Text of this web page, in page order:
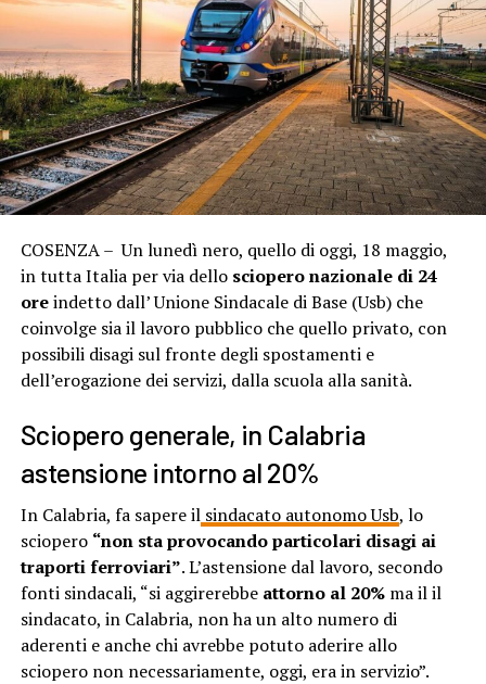
COSENZA – Un lunedì nero, quello di oggi, 18 maggio,
in tutta Italia per via dellosciopero nazionale di 24
oreindetto dall’ Unione Sindacale di Base (Usb) che
coinvolge sia il lavoro pubblico che quello privato, con
possibili disagi sul fronte degli spostamenti e
dell’erogazione dei servizi, dalla scuola alla sanità.
Sciopero generale, in Calabria
astensione intorno al 20%
In Calabria, fa sapere ilsindacato autonomo Usb, lo
sciopero “non sta provocando particolari disagi ai
traporti ferroviari”. L’astensione dal lavoro, secondo
fonti sindacali, “si aggirerebbeattorno al 20%ma il il
sindacato, in Calabria, non ha un alto numero di
aderenti e anche chi avrebbe potuto aderire allo
sciopero non necessariamente, oggi, era in servizio”.